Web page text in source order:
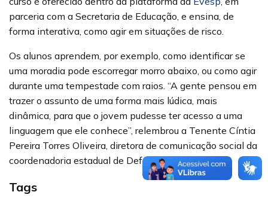
parceria com a Secretaria de Educação, e ensina, de
forma interativa, como agir em situações de risco.
Os alunos aprendem, por exemplo, como identificar se
uma moradia pode escorregar morro abaixo, ou como agir
durante uma tempestade com raios. “A gente pensou em
trazer o assunto de uma forma mais lúdica, mais
dinâmica, para que o jovem pudesse ter acesso a uma
linguagem que ele conhece”, relembrou a Tenente Cíntia
Pereira Torres Oliveira, diretora de comunicação social da
coordenadoria estadual de Defesa Civil.
Tags